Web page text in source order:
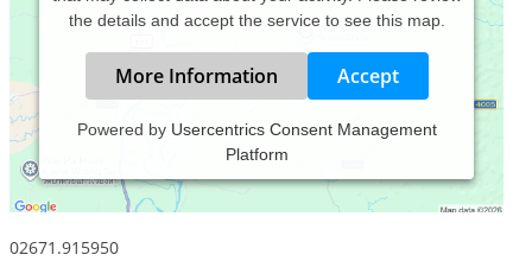
the details and accept the service to see this map.
More Information Accept
Powered by Usercentrics Consent Management
Platform
Bitte informieren Sie sich im Detail auf meiner Homepage :
www.gesundheit-heilen.deoder rufen mich bei Fragen gerne
an unter :
02671.915950